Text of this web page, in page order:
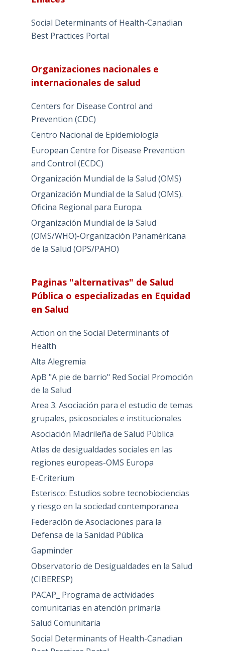
Social Determinants of Health-Canadian
Best Practices Portal
Organizaciones nacionales e
internacionales de salud
Centers for Disease Control and
Prevention (CDC)
Centro Nacional de Epidemiología
European Centre for Disease Prevention
and Control (ECDC)
Organización Mundial de la Salud (OMS)
Organización Mundial de la Salud (OMS).
Oficina Regional para Europa.
Organización Mundial de la Salud
(OMS/WHO)-Organización Panaméricana
de la Salud (OPS/PAHO)
Paginas "alternativas" de Salud
Pública o especializadas en Equidad
en Salud
Action on the Social Determinants of
Health
Alta Alegremia
ApB "A pie de barrio" Red Social Promoción
de la Salud
Area 3. Asociación para el estudio de temas
grupales, psicosociales e institucionales
Asociación Madrileña de Salud Pública
Atlas de desigualdades sociales en las
regiones europeas-OMS Europa
E-Criterium
Esterisco: Estudios sobre tecnobiociencias
y riesgo en la sociedad contemporanea
Federación de Asociaciones para la
Defensa de la Sanidad Pública
Gapminder
Observatorio de Desigualdades en la Salud
(CIBERESP)
PACAP_ Programa de actividades
comunitarias en atención primaria
Salud Comunitaria
Social Determinants of Health-Canadian